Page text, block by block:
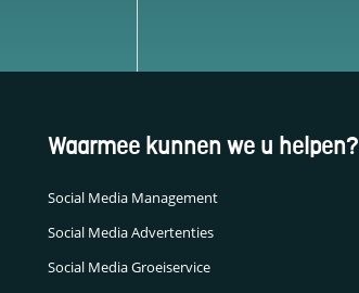
Waarmee kunnen we u helpen?
Social Media Management
Social Media Advertenties
Social Media Groeiservice